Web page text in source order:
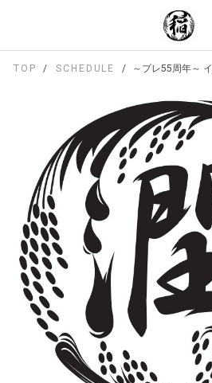
TOP SCHEDULE ～プレ55周年～